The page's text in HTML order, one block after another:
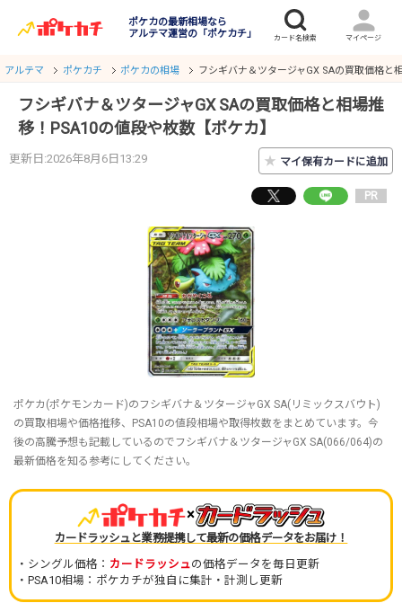
ポケカの最新相場なら
アルテマ運営の「ポケカチ」
アルテマ ポケカチ ポケカの相場 フシギバナ＆ツタージャGX SAの買取価格と
フシギバナ＆ツタージャGX SAの買取価格と相場推
移！PSA10の値段や枚数【ポケカ】
更新日:2026年8月6日13:29 ★ マイ保有カードに追加
PR
ポケカ(ポケモンカード)のフシギバナ＆ツタージャGX SA(リミックスバウト)
の買取相場や価格推移、PSA10の値段相場や取得枚数をまとめています。今
後の高騰予想も記載しているのでフシギバナ＆ツタージャGX SA(066/064)の
最新価格を知る参考にしてください。
×
カードラッシュと業務提携して最新の価格データをお届け！
・シングル価格： カードラッシュの価格データを毎日更新
・PSA10相場：ポケカチが独自に集計・計測し更新